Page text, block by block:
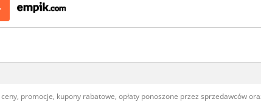
promocje, kupony rabatowe, opłaty ponoszone przez sprzedawców